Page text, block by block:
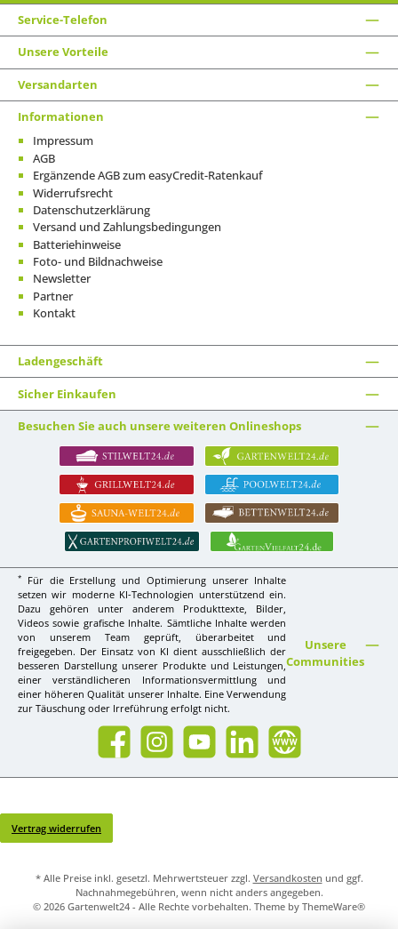
Service-Telefon
Unsere Vorteile
Versandarten
Informationen
Impressum
AGB
Ergänzende AGB zum easyCredit-Ratenkauf
Widerrufsrecht
Datenschutzerklärung
Versand und Zahlungsbedingungen
Batteriehinweise
Foto- und Bildnachweise
Newsletter
Partner
Kontakt
Ladengeschäft
Sicher Einkaufen
Besuchen Sie auch unsere weiteren Onlineshops
*
Für die Erstellung und Optimierung unserer Inhalte
setzen wir moderne KI-Technologien unterstützend ein.
Dazu gehören unter anderem Produkttexte, Bilder,
Videos sowie grafische Inhalte. Sämtliche Inhalte werden
von unserem Team geprüft, überarbeitet und
freigegeben. Der Einsatz von KI dient ausschließlich der
besseren Darstellung unserer Produkte und Leistungen,
einer verständlicheren Informationsvermittlung und
einer höheren Qualität unserer Inhalte. Eine Verwendung
zur Täuschung oder Irreführung erfolgt nicht.
Unsere
Communities
Facebook InstagramYouTube LinkedIn Website
Vertrag widerrufen
* Alle Preise inkl. gesetzl. Mehrwertsteuer zzgl. Versandkosten und ggf.
Nachnahmegebühren, wenn nicht anders angegeben.
© 2026 Gartenwelt24 - Alle Rechte vorbehalten. Theme by ThemeWare®